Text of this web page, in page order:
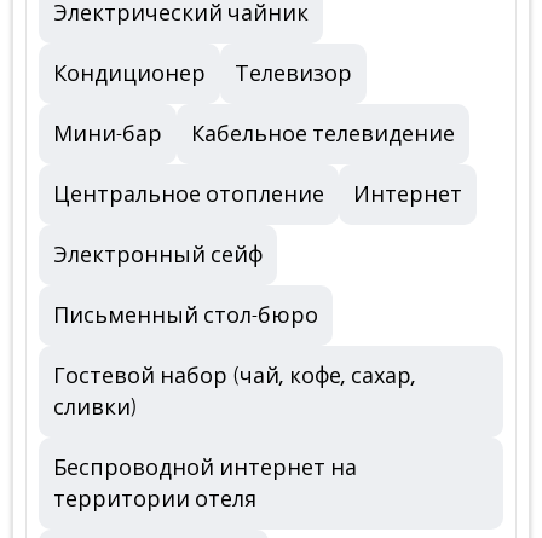
Электрический чайник
Кондиционер Телевизор
Мини-бар Кабельное телевидение
Центральное отопление Интернет
Электронный сейф
Письменный стол-бюро
Гостевой набор (чай, кофе, сахар,
сливки)
Беспроводной интернет на
территории отеля